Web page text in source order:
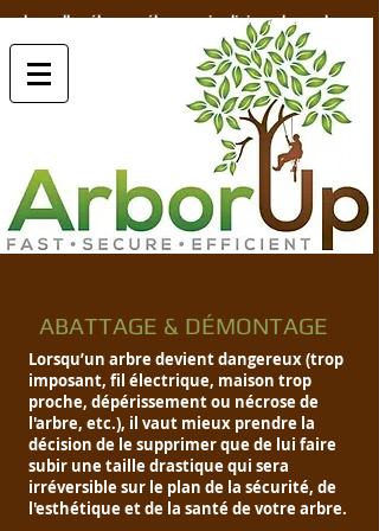
bruxelles élagage élagueur jardinier arborup.be
ABATTAGE & DÉMONTAGE
Lorsqu’un arbre devient dangereux (trop
imposant, fil électrique, maison trop
proche, dépérissement ou nécrose de
l'arbre, etc.), il vaut mieux prendre la
décision de le supprimer que de lui faire
subir une taille drastique qui sera
irréversible sur le plan de la sécurité, de
l'esthétique et de la santé de votre arbre.